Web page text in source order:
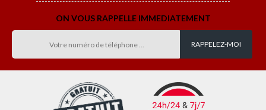
ON VOUS RAPPELLE IMMEDIATEMENT